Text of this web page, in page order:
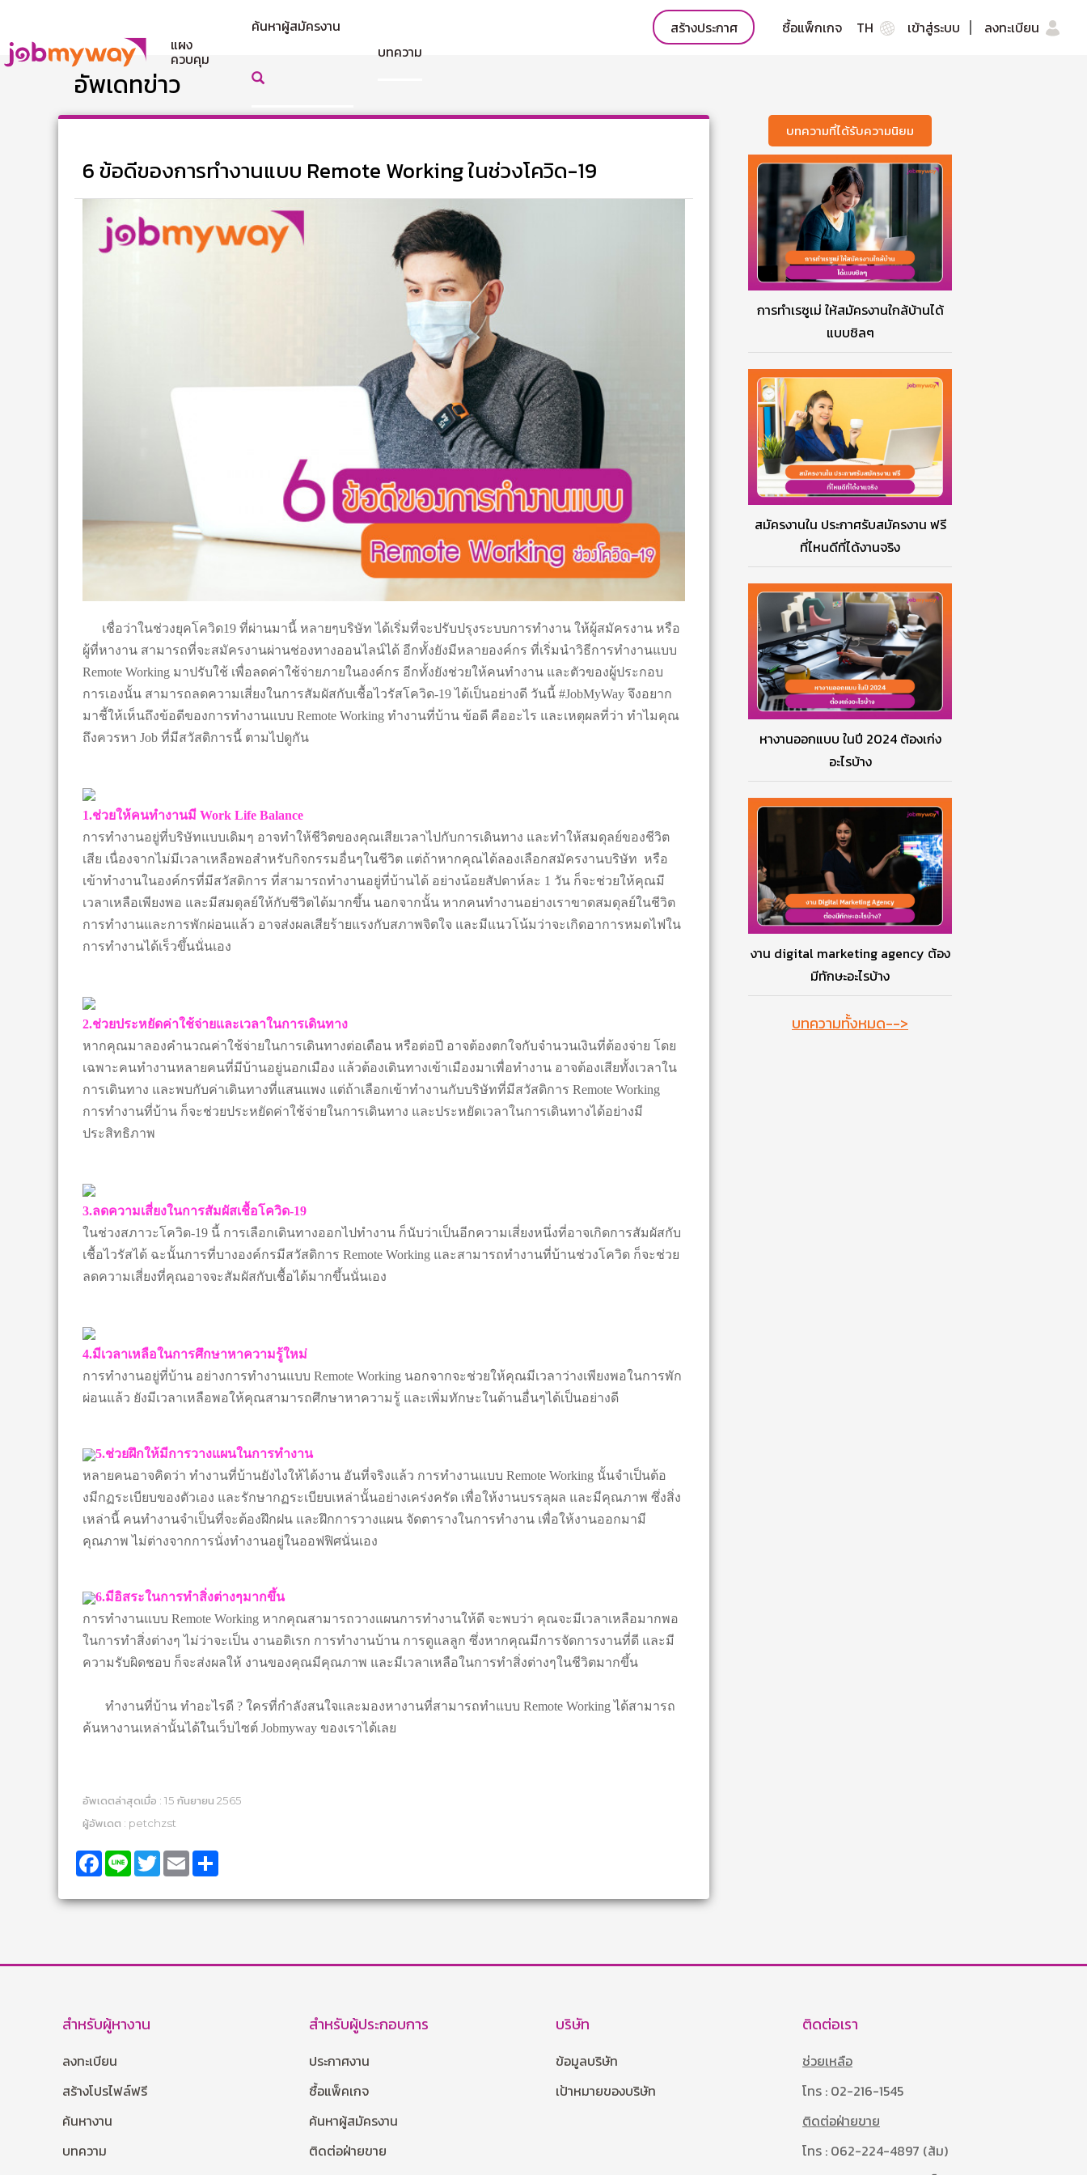
แผง
ควบคุม
ค้นหาผู้สมัครงาน
บทความ
สร้างประกาศ ซื้อแพ็กเกจ TH เข้าสู่ระบบ ลงทะเบียน
อัพเดทข่าว
6 ข้อดีของการทำงานแบบ Remote Working ในช่วงโควิด-19
เชื่อว่าในช่วงยุคโควิด19 ที่ผ่านมานี้ หลายๆบริษัท ได้เริ่มที่จะปรับปรุงระบบการทำงาน ให้ผู้สมัครงาน หรือ
ผู้ที่หางาน สามารถที่จะสมัครงานผ่านช่องทางออนไลน์ได้ อีกทั้งยังมีหลายองค์กร ที่เริ่มนำวิธีการทำงานแบบ
Remote Working มาปรับใช้ เพื่อลดค่าใช้จ่ายภายในองค์กร อีกทั้งยังช่วยให้คนทำงาน และตัวของผู้ประกอบ
การเองนั้น สามารถลดความเสี่ยงในการสัมผัสกับเชื้อไวรัสโควิด-19 ได้เป็นอย่างดี วันนี้ #JobMyWay จึงอยาก
มาชี้ให้เห็นถึงข้อดีของการทำงานแบบ Remote Working ทํางานที่บ้าน ข้อดี คืออะไร และเหตุผลที่ว่า ทำไมคุณ
ถึงควรหา Job ที่มีสวัสดิการนี้ ตามไปดูกัน
1.ช่วยให้คนทำงานมี Work Life Balance
การทำงานอยู่ที่บริษัทแบบเดิมๆ อาจทำให้ชีวิตของคุณเสียเวลาไปกับการเดินทาง และทำให้สมดุลย์ของชีวิต
เสีย เนื่องจากไม่มีเวลาเหลือพอสำหรับกิจกรรมอื่นๆในชีวิต แต่ถ้าหากคุณได้ลองเลือกสมัครงานบริษัท หรือ
เข้าทำงานในองค์กรที่มีสวัสดิการ ที่สามารถทำงานอยู่ที่บ้านได้ อย่างน้อยสัปดาห์ละ 1 วัน ก็จะช่วยให้คุณมี
เวลาเหลือเพียงพอ และมีสมดุลย์ให้กับชีวิตได้มากขึ้น นอกจากนั้น หากคนทำงานอย่างเราขาดสมดุลย์ในชีวิต
การทำงานและการพักผ่อนแล้ว อาจส่งผลเสียร้ายแรงกับสภาพจิตใจ และมีแนวโน้มว่าจะเกิดอาการหมดไฟใน
การทำงานได้เร็วขึ้นนั่นเอง
2.ช่วยประหยัดค่าใช้จ่ายและเวลาในการเดินทาง
หากคุณมาลองคำนวณค่าใช้จ่ายในการเดินทางต่อเดือน หรือต่อปี อาจต้องตกใจกับจำนวนเงินที่ต้องจ่าย โดย
เฉพาะคนทำงานหลายคนที่มีบ้านอยู่นอกเมือง แล้วต้องเดินทางเข้าเมืองมาเพื่อทำงาน อาจต้องเสียทั้งเวลาใน
การเดินทาง และพบกับค่าเดินทางที่แสนแพง แต่ถ้าเลือกเข้าทำงานกับบริษัทที่มีสวัสดิการ Remote Working
การทํางานที่บ้าน ก็จะช่วยประหยัดค่าใช้จ่ายในการเดินทาง และประหยัดเวลาในการเดินทางได้อย่างมี
ประสิทธิภาพ
3.ลดความเสี่ยงในการสัมผัสเชื้อโควิด-19
ในช่วงสภาวะโควิด-19 นี้ การเลือกเดินทางออกไปทำงาน ก็นับว่าเป็นอีกความเสี่ยงหนึ่งที่อาจเกิดการสัมผัสกับ
เชื้อไวรัสได้ ฉะนั้นการที่บางองค์กรมีสวัสดิการ Remote Working และสามารถทํางานที่บ้านช่วงโควิด ก็จะช่วย
ลดความเสี่ยงที่คุณอาจจะสัมผัสกับเชื้อได้มากขึ้นนั่นเอง
4.มีเวลาเหลือในการศึกษาหาความรู้ใหม่
การทำงานอยู่ที่บ้าน อย่างการทำงานแบบ Remote Working นอกจากจะช่วยให้คุณมีเวลาว่างเพียงพอในการพัก
ผ่อนแล้ว ยังมีเวลาเหลือพอให้คุณสามารถศึกษาหาความรู้ และเพิ่มทักษะในด้านอื่นๆได้เป็นอย่างดี
5.ช่วยฝึกให้มีการวางแผนในการทำงาน
หลายคนอาจคิดว่า ทํางานที่บ้านยังไงให้ได้งาน อันที่จริงแล้ว การทำงานแบบ Remote Working นั้นจำเป็นต้อ
งมีกฏระเบียบของตัวเอง และรักษากฏระเบียบเหล่านั้นอย่างเคร่งครัด เพื่อให้งานบรรลุผล และมีคุณภาพ ซึ่งสิ่ง
เหล่านี้ คนทำงานจำเป็นที่จะต้องฝึกฝน และฝึกการวางแผน จัดตารางในการทำงาน เพื่อให้งานออกมามี
คุณภาพ ไม่ต่างจากการนั่งทำงานอยู่ในออฟฟิศนั่นเอง
6.มีอิสระในการทำสิ่งต่างๆมากขึ้น
การทำงานแบบ Remote Working หากคุณสามารถวางแผนการทำงานให้ดี จะพบว่า คุณจะมีเวลาเหลือมากพอ
ในการทำสิ่งต่างๆ ไม่ว่าจะเป็น งานอดิเรก การทำงานบ้าน การดูแลลูก ซึ่งหากคุณมีการจัดการงานที่ดี และมี
ความรับผิดชอบ ก็จะส่งผลให้ งานของคุณมีคุณภาพ และมีเวลาเหลือในการทำสิ่งต่างๆในชีวิตมากขึ้น
ทํางานที่บ้าน ทําอะไรดี ? ใครที่กำลังสนใจและมองหางานที่สามารถทำแบบ Remote Working ได้สามารถ
ค้นหางานเหล่านั้นได้ในเว็บไซต์ Jobmyway ของเราได้เลย
อัพเดตล่าสุดเมื่อ : 15 กันยายน 2565
ผู้อัพเดต : petchzst
Facebook
Line TwitterEmail
บทความที่ได้รับความนิยม
การทำเรซูเม่ ให้สมัครงานใกล้บ้านได้
แบบชิลๆ
สมัครงานใน ประกาศรับสมัครงาน ฟรี
ที่ไหนดีที่ได้งานจริง
หางานออกแบบ ในปี 2024 ต้องเก่ง
อะไรบ้าง
งาน digital marketing agency ต้อง
มีทักษะอะไรบ้าง
บทความทั้งหมด-->
สำหรับผู้หางาน
ลงทะเบียน
สร้างโปรไฟล์ฟรี
ค้นหางาน
บทความ
สำหรับผู้ประกอบการ
ประกาศงาน
ซื้อแพ็คเกจ
ค้นหาผู้สมัครงาน
ติดต่อฝ่ายขาย
บริษัท
ข้อมูลบริษัท
เป้าหมายของบริษัท
ติดต่อเรา
ช่วยเหลือ
โทร : 02-216-1545
ติดต่อฝ่ายขาย
โทร : 062-224-4897 (ส้ม)